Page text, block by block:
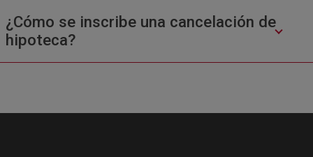
¿Cómo se inscribe una cancelación de
hipoteca?